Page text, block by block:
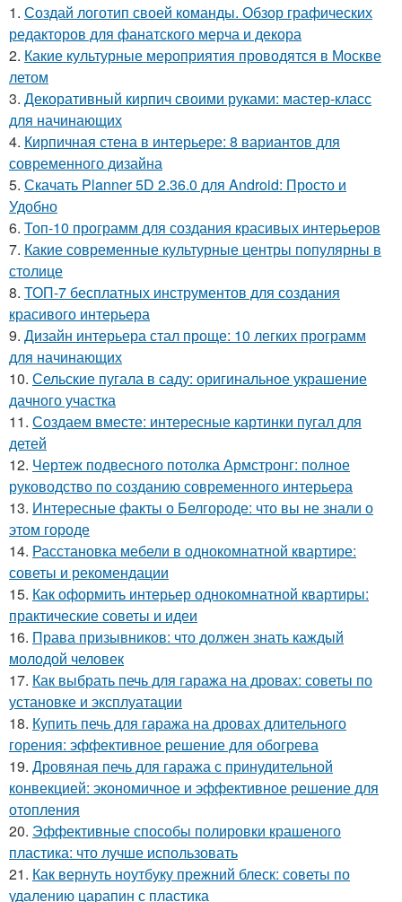
1. Создай логотип своей команды. Обзор графических
редакторов для фанатского мерча и декора
2. Какие культурные мероприятия проводятся в Москве
летом
3. Декоративный кирпич своими руками: мастер-класс
для начинающих
4. Кирпичная стена в интерьере: 8 вариантов для
современного дизайна
5. Скачать Planner 5D 2.36.0 для Android: Просто и
Удобно
6. Топ-10 программ для создания красивых интерьеров
7. Какие современные культурные центры популярны в
столице
8. ТОП-7 бесплатных инструментов для создания
красивого интерьера
9. Дизайн интерьера стал проще: 10 легких программ
для начинающих
10. Сельские пугала в саду: оригинальное украшение
дачного участка
11. Создаем вместе: интересные картинки пугал для
детей
12. Чертеж подвесного потолка Армстронг: полное
руководство по созданию современного интерьера
13. Интересные факты о Белгороде: что вы не знали о
этом городе
14. Расстановка мебели в однокомнатной квартире:
советы и рекомендации
15. Как оформить интерьер однокомнатной квартиры:
практические советы и идеи
16. Права призывников: что должен знать каждый
молодой человек
17. Как выбрать печь для гаража на дровах: советы по
установке и эксплуатации
18. Купить печь для гаража на дровах длительного
горения: эффективное решение для обогрева
19. Дровяная печь для гаража с принудительной
конвекцией: экономичное и эффективное решение для
отопления
20. Эффективные способы полировки крашеного
пластика: что лучше использовать
21. Как вернуть ноутбуку прежний блеск: советы по
удалению царапин с пластика